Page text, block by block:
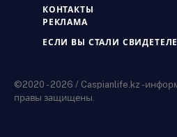
КОНТАКТЫ
РЕКЛАМА
ЕСЛИ ВЫ СТАЛИ
©2020 - 2026 / Caspianlife.kz -
правы защищены.